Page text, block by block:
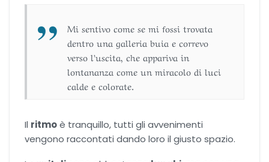
Mi sentivo come se mi fossi trovata
dentro una galleria buia e correvo
verso l’uscita, che appariva in
lontananza come un miracolo di luci
calde e colorate.
Il ritmoè tranquillo, tutti gli avvenimenti
vengono raccontati dando loro il giusto spazio.